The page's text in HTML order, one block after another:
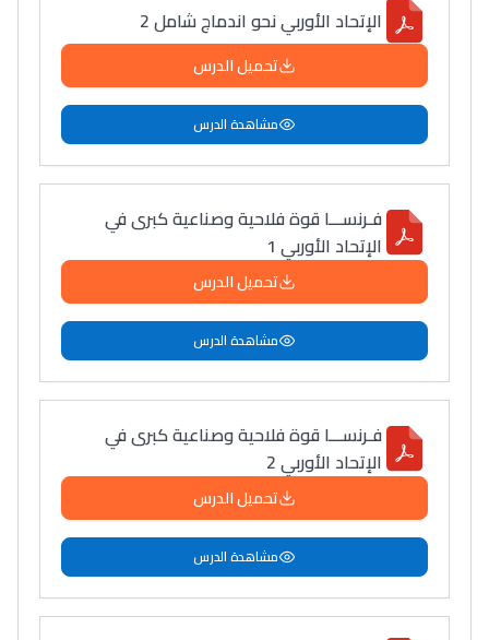
الإتحاد الأوربي نحو اندماج شامل 2
تحميل الدرس
مشاهدة الدرس
فـرنســـا قوة فلاحية وصناعية كبرى في
الإتحاد الأوربي 1
تحميل الدرس
مشاهدة الدرس
فـرنســـا قوة فلاحية وصناعية كبرى في
الإتحاد الأوربي 2
تحميل الدرس
مشاهدة الدرس